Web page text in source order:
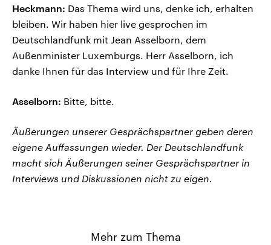
Heckmann: Das Thema wird uns, denke ich, erhalten
bleiben. Wir haben hier live gesprochen im
Deutschlandfunk mit Jean Asselborn, dem
Außenminister Luxemburgs. Herr Asselborn, ich
danke Ihnen für das Interview und für Ihre Zeit.
Asselborn: Bitte, bitte.
Äußerungen unserer Gesprächspartner geben deren
eigene Auffassungen wieder. Der Deutschlandfunk
macht sich Äußerungen seiner Gesprächspartner in
Interviews und Diskussionen nicht zu eigen.
Mehr zum Thema